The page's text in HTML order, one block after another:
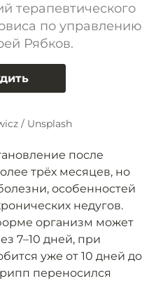
терапевтического
по управлению
Рябков.
/ Unsplash
после
трёх месяцев, но
особенностей
недугов.
организм может
7–10 дней, при
уже от 10 дней до
переносился